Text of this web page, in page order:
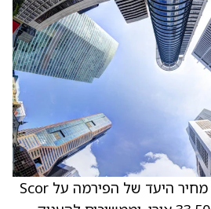
Berenberg העלו את מחיר היעד של הפירמה על Scor